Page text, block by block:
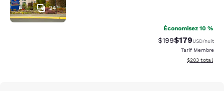
24
Économisez 10 %
Tarif barré :
$199Tarif réduit :
$179USD/nuit
Tarif Membre
Afficher les
$203 total